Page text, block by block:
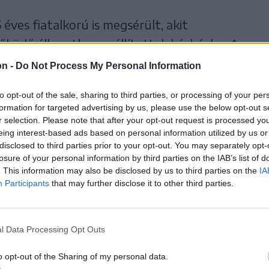
- Do Not Process My Personal Information
opt-out of the sale, sharing to third parties, or processing of your
for targeted advertising by us, please use the below opt-out
selection. Please note that after your opt-out request is processed
interest-based ads based on personal information utilized by us
to third parties prior to your opt-out. You may separately
of your personal information by third parties on the IAB’s list of
This information may also be disclosed by us to third parties on the
Participants that may further disclose it to other third parties.
Data Processing Opt Outs
opt-out of the Sharing of my personal data.
fiatalkorú is megsérült, akit
állapotban szállítottak kórházba. A
orvosi ellátásra – tájékoztatott
Felügyelőség (ISU Cluj).
megállapításai
(IPJ Cluj) tájékoztatása szerint a
rohant. Az elsődleges helyszíni
megállapították, hogy
férfi
összeütközött egy